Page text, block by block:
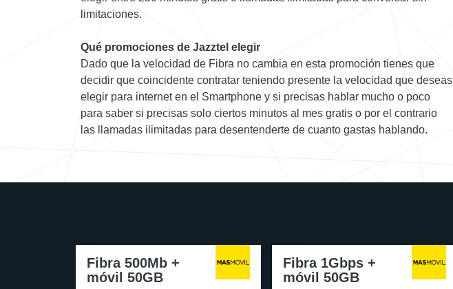
limitaciones.
Qué promociones de Jazztel elegir
Dado que la velocidad de Fibra no cambia en esta promoción tienes que
decidir que coincidente contratar teniendo presente la velocidad que deseas
elegir para internet en el Smartphone y si precisas hablar mucho o poco
para saber si precisas solo ciertos minutos al mes gratis o por el contrario
las llamadas ilimitadas para desentenderte de cuanto gastas hablando.
Fibra 500Mb +
móvil 50GB
Fibra 1Gbps +
móvil 50GB